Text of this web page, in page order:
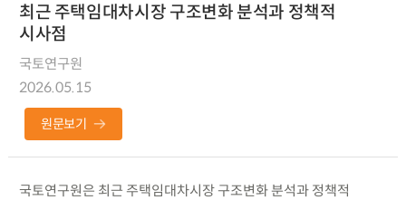
최근 주택임대차시장 구조변화 분석과 정책적
시사점
국토연구원
2026.05.15
원문보기
국토연구원은 최근 주택임대차시장 구조변화 분석과 정책적